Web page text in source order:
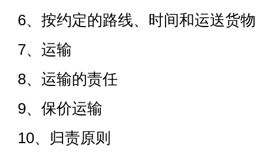
6、按约定的路线、时间和运送货物
7、运输
8、运输的责任
9、保价运输
10、归责原则